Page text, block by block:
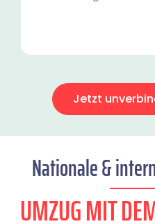
Jetzt
Nationale &
UMZUG MIT